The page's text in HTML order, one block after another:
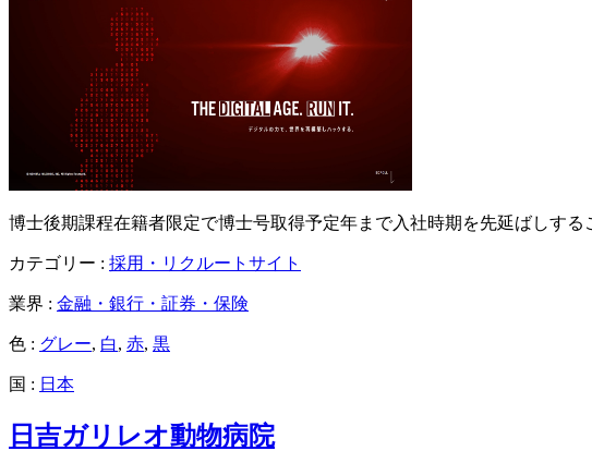
博士後期課程在籍者限定で博士号取得予定年まで入社時期を先延ばしす
カテゴリー : 採用・リクルートサイト
業界 : 金融・銀行・証券・保険
色 : グレー, 白, 赤, 黒
国 : 日本
日吉ガリレオ動物病院